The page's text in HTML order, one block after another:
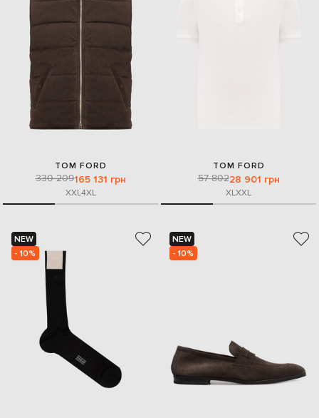
TOM FORD
330 209165 131 грн
XXL4XL
TOM FORD
57 80228 901 грн
XLXXL
NEW
- 10%
NEW
- 10%